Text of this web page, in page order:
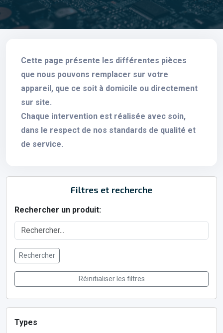
Cette page présente les différentes pièces
que nous pouvons remplacer sur votre
appareil, que ce soit à domicile ou directement
sur site.
Chaque intervention est réalisée avec soin,
dans le respect de nos standards de qualité et
de service.
Filtres et recherche
Rechercher un produit:
Rechercher
Réinitialiser les filtres
Types